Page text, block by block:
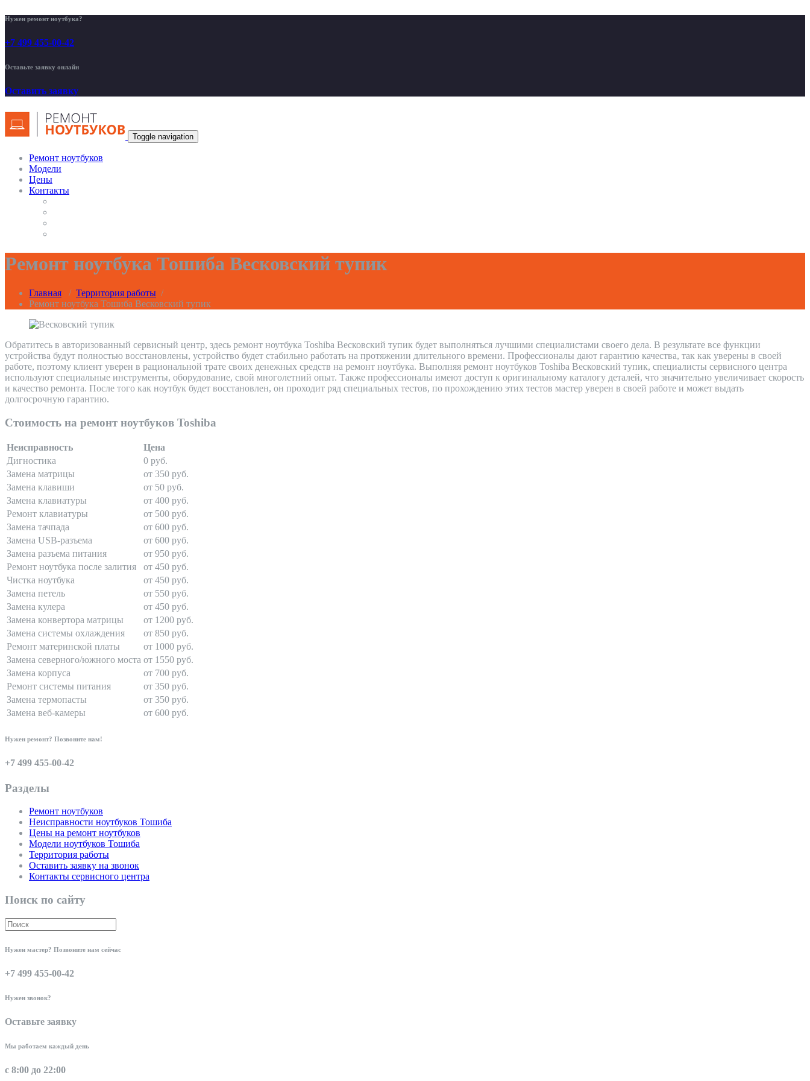
Нужен ремонт ноутбука?
+7 499 455-00-42
Оставьте заявку онлайн
Оставить заявку
Toggle navigation
Ремонт ноутбуков
Модели
Цены
Контакты
Ремонт ноутбука Тошиба Весковский тупик
Главная / Территория работы /
Ремонт ноутбука Тошиба Весковский тупик
Обратитесь в авторизованный сервисный центр, здесь ремонт ноутбука Toshiba Весковский тупик будет выполняться лучшими специалистами своего дела. В результате все функции
устройства будут полностью восстановлены, устройство будет стабильно работать на протяжении длительного времени. Профессионалы дают гарантию качества, так как уверены в своей
работе, поэтому клиент уверен в рациональной трате своих денежных средств на ремонт ноутбука. Выполняя ремонт ноутбуков Toshiba Весковский тупик, специалисты сервисного центра
используют специальные инструменты, оборудование, свой многолетний опыт. Также профессионалы имеют доступ к оригинальному каталогу деталей, что значительно увеличивает скорость
и качество ремонта. После того как ноутбук будет восстановлен, он проходит ряд специальных тестов, по прохождению этих тестов мастер уверен в своей работе и может выдать
долгосрочную гарантию.
Стоимость на ремонт ноутбуков Toshiba
Неисправность
Цена
Дигностика
0 руб.
Замена матрицы
от 350 руб.
Замена клавиши
от 50 руб.
Замена клавиатуры
от 400 руб.
Ремонт клавиатуры
от 500 руб.
Замена тачпада
от 600 руб.
Замена USB-разъема
от 600 руб.
Замена разъема питания
от 950 руб.
Ремонт ноутбука после залития
от 450 руб.
Чистка ноутбука
от 450 руб.
Замена петель
от 550 руб.
Замена кулера
от 450 руб.
Замена конвертора матрицы
от 1200 руб.
Замена системы охлаждения
от 850 руб.
Ремонт материнской платы
от 1000 руб.
Замена северного/южного моста от 1550 руб.
Замена корпуса
от 700 руб.
Ремонт системы питания
от 350 руб.
Замена термопасты
от 350 руб.
Замена веб-камеры
от 600 руб.
Нужен ремонт? Позвоните нам!
+7 499 455-00-42
Разделы
Ремонт ноутбуков
Неисправности ноутбуков Тошиба
Цены на ремонт ноутбуков
Модели ноутбуков Тошиба
Территория работы
Оставить заявку на звонок
Контакты сервисного центра
Поиск по сайту
Нужен мастер? Позвоните нам сейчас
+7 499 455-00-42
Нужен звонок?
Оставьте заявку
Мы работаем каждый день
с 8:00 до 22:00